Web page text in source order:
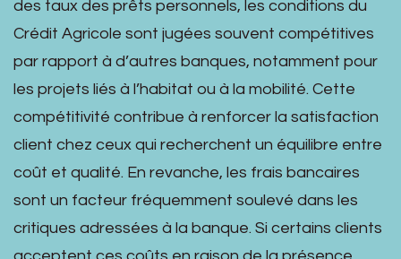
des taux des prêts personnels, les conditions du
Crédit Agricole sont jugées souvent compétitives
par rapport à d’autres banques, notamment pour
les projets liés à l’habitat ou à la mobilité. Cette
compétitivité contribue à renforcer la satisfaction
client chez ceux qui recherchent un équilibre entre
coût et qualité. En revanche, les frais bancaires
sont un facteur fréquemment soulevé dans les
critiques adressées à la banque. Si certains clients